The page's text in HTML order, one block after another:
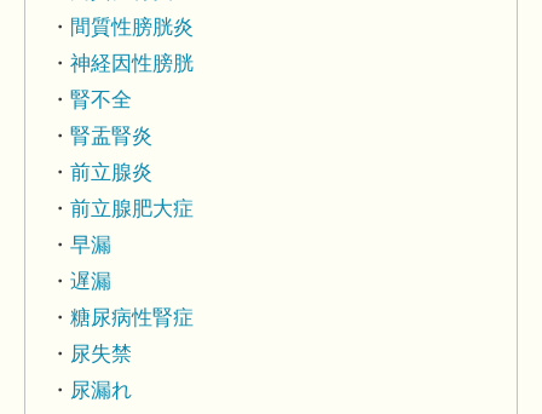
間質性膀胱炎
神経因性膀胱
腎不全
腎盂腎炎
前立腺炎
前立腺肥大症
早漏
遅漏
糖尿病性腎症
尿失禁
尿漏れ